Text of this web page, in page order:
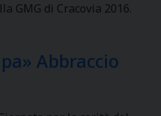
GMG di Cracovia 2016.
Abbraccio